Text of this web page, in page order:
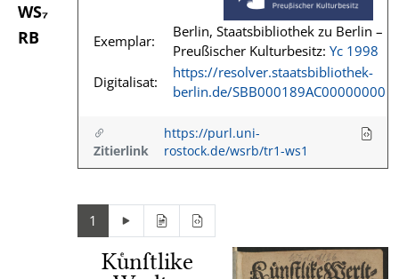
WS₇
RB
Exemplar:
Berlin, Staatsbibliothek zu Berlin –
Preußischer Kulturbesitz: Yc 1998
Digitalisat:
https://resolver.staatsbibliothek-
berlin.de/SBB000189AC00000000
Zitierlink
https://purl.uni-
rostock.de/wsrb/tr1-ws1
1
Kuͤnſtlike